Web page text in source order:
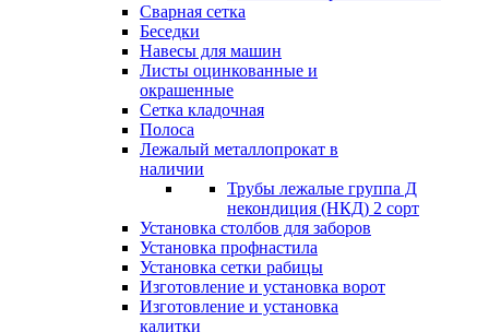
Сварная сетка
Беседки
Навесы для машин
Листы оцинкованные и
окрашенные
Сетка кладочная
Полоса
Лежалый металлопрокат в
наличии
Трубы лежалые группа Д
некондиция (НКД) 2 сорт
Установка столбов для заборов
Установка профнастила
Установка сетки рабицы
Изготовление и установка ворот
Изготовление и установка
калитки